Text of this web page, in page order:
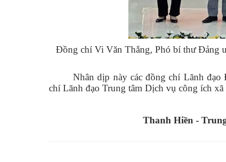
Đồng chí Vi Văn Thắng, Phó bí thư Đảng
Nhân dịp này các đồng chí Lãnh
chí Lãnh đạo Trung tâm Dịch vụ công ích
Thanh Hiền -